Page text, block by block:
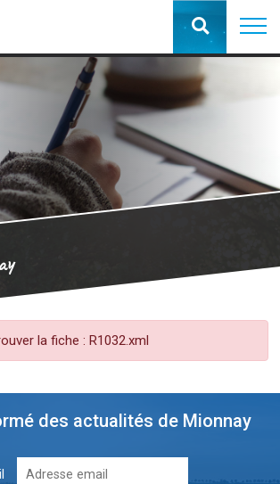
la fiche : R1032.xml
des actualités de Mionnay